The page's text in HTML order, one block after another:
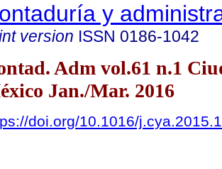
y
version ISSN 0186-1042
Adm vol.61 n.1
Jan./Mar. 2016
doi.org/10.1016/